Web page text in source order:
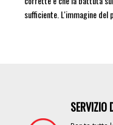
sufficiente. L'immagine
SERVIZIO